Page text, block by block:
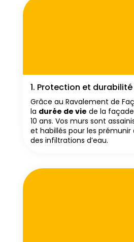
1. Protection et durabilité
Grâce au Ravalement de
la durée de vie de la
10 ans. Vos murs sont
et habillés pour les prémunir
des infiltrations d’eau.